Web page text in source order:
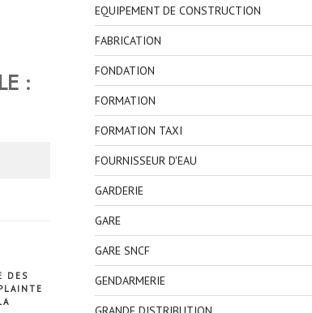
:
DES
EQUIPEMENT DE CONSTRUCTION
FABRICATION
FONDATION
FORMATION
FORMATION TAXI
FOURNISSEUR D'EAU
GARDERIE
GARE
GARE SNCF
GENDARMERIE